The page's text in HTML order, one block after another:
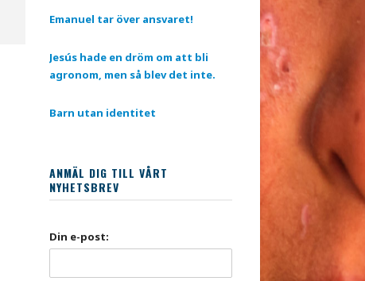
Emanuel tar över ansvaret!
Jesús hade en dröm om att bli
agronom, men så blev det inte.
Barn utan identitet
ANMÄL DIG TILL VÅRT
NYHETSBREV
Din e-post: